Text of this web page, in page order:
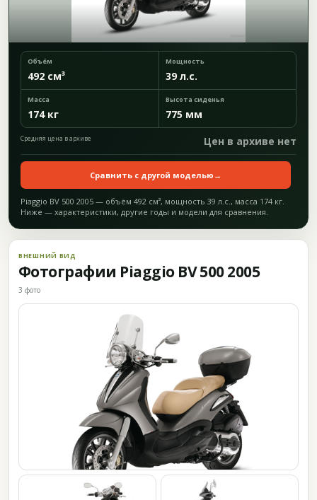
Объём
492 см³
Мощность
39 л.с.
Масса
174 кг
Высота сиденья
775 мм
Средняя цена в архиве Цен в архиве нет
Сравнить с другой моделью →
Piaggio BV 500 2005 — объём 492 см³, мощность 39 л.с., масса 174 кг.
Ниже — характеристики, другие годы и модели для сравнения.
ВНЕШНИЙ ВИД
Фотографии Piaggio BV 500 2005
3 фото